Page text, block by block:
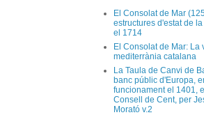
El Consolat de Mar
estructures d'estat de
el 1714
El Consolat de Mar: La
mediterrània catalana
La Taula de Canvi de
banc públic d'Europa,
funcionament el 1401,
Consell de Cent, per
Morató v.2